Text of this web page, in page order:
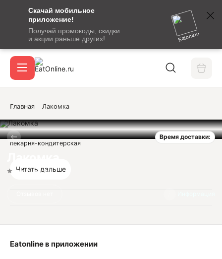
Скачай мобильное
приложение!
Получай промокоды, скидки
и акции раньше других!
Eatonline
сообщение
кодом
подтверждения
Вход / регистрация
Акции
Главная Лакомка
Время доставки:
Нет оценок
пекарня-кондитерская
Читать дальше
Eatonline в приложении